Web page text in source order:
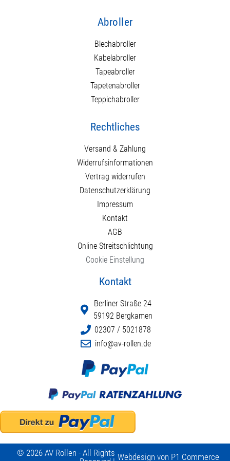
Abroller
Blechabroller
Kabelabroller
Tapeabroller
Tapetenabroller
Teppichabroller
Rechtliches
Versand & Zahlung
Widerrufsinformationen
Vertrag widerrufen
Datenschutzerklärung
Impressum
Kontakt
AGB
Online Streitschlichtung
Cookie Einstellung
Kontakt
Berliner Straße 24
59192 Bergkamen
02307 / 5021878
info@av-rollen.de
© 2026 AV Rollen - All Rights Webdesign von P1 Commerce